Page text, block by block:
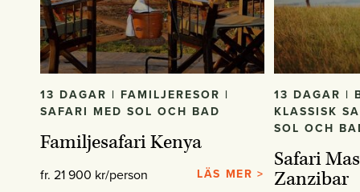
13 DAGAR | FAMILJERESOR |
SAFARI MED SOL OCH BAD
Familjesafari Kenya
fr. 21 900 kr/person LÄS MER >
13 DAGAR |
KLASSISK
SOL OCH
Safari
Zanzibar